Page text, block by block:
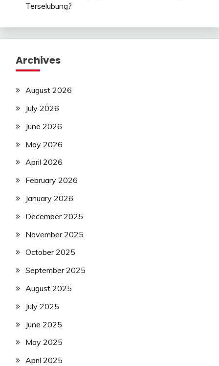
Terselubung?
Archives
August 2026
July 2026
June 2026
May 2026
April 2026
February 2026
January 2026
December 2025
November 2025
October 2025
September 2025
August 2025
July 2025
June 2025
May 2025
April 2025